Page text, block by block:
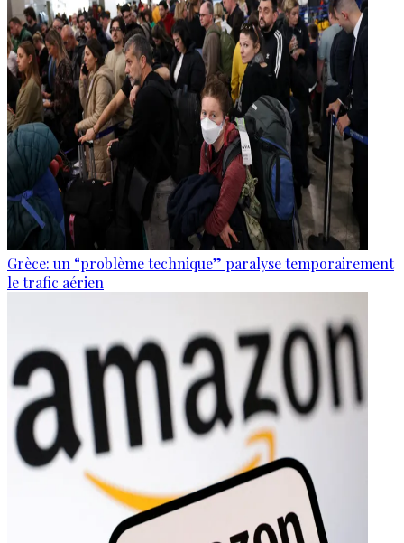
Grèce: un “problème technique” paralyse temporairement
le trafic aérien